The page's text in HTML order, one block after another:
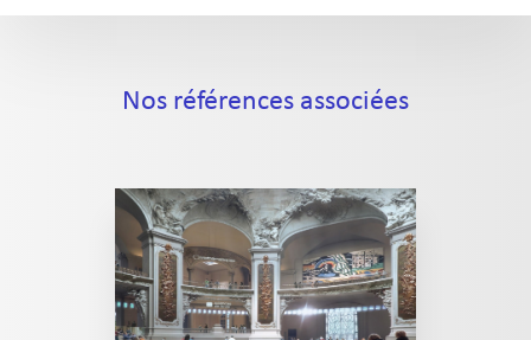
Nos références associées